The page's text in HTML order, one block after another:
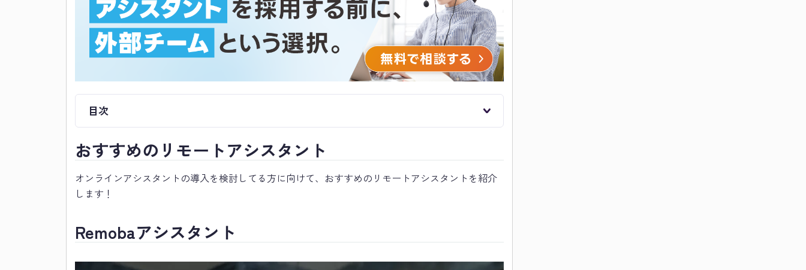
目次
おすすめのリモートアシスタント
オンラインアシスタントの導入を検討してる方に向けて、おすすめのリモートアシスタントを紹介
します！
Remobaアシスタント